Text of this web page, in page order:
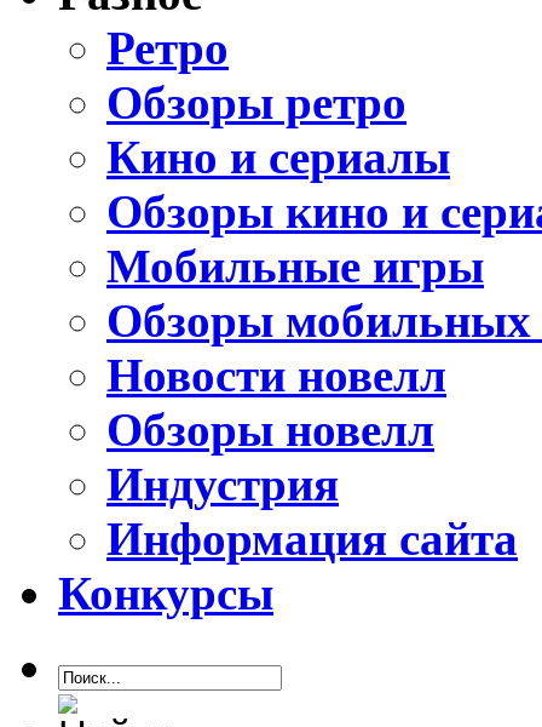
Ретро
Обзоры ретро
Кино и сериалы
Обзоры кино и
Мобильные игры
Обзоры мобильных
Новости новелл
Обзоры новелл
Индустрия
Информация сайта
Конкурсы